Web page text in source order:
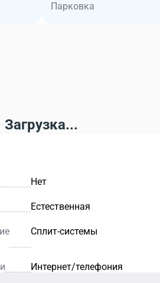
Парковка
Загрузка...
Нет
Естественная
Сплит-системы
Интернет/телефония